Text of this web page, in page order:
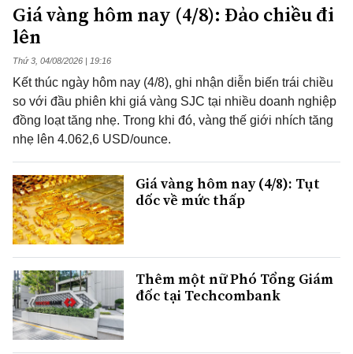
Giá vàng hôm nay (4/8): Đảo chiều đi
lên
Thứ 3, 04/08/2026 | 19:16
Kết thúc ngày hôm nay (4/8), ghi nhận diễn biến trái chiều
so với đầu phiên khi giá vàng SJC tại nhiều doanh nghiệp
đồng loạt tăng nhẹ. Trong khi đó, vàng thế giới nhích tăng
nhẹ lên 4.062,6 USD/ounce.
Giá vàng hôm nay (4/8): Tụt
dốc về mức thấp
Thêm một nữ Phó Tổng Giám
đốc tại Techcombank